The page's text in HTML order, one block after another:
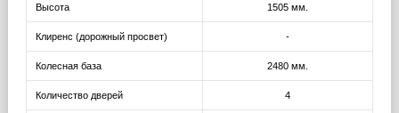
Высота 1505 мм.
Клиренс (дорожный просвет) -
Колесная база 2480 мм.
Количество дверей 4